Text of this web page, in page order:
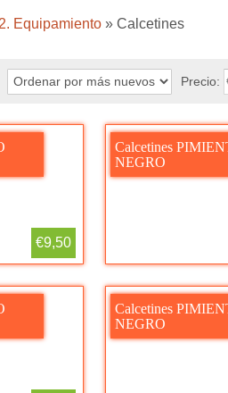
Equipamiento » Calcetines
Precio:
€9,50
Calcetines
NEGRO
Calcetines
NEGRO